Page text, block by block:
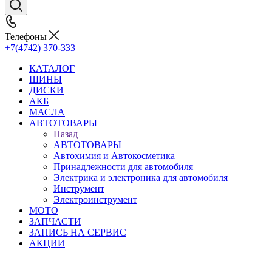
Телефоны
+7(4742) 370-333
КАТАЛОГ
ШИНЫ
ДИСКИ
АКБ
МАСЛА
АВТОТОВАРЫ
Назад
АВТОТОВАРЫ
Автохимия и Автокосметика
Принадлежности для автомобиля
Электрика и электроника для автомобиля
Инструмент
Электроинструмент
МОТО
ЗАПЧАСТИ
ЗАПИСЬ НА СЕРВИС
АКЦИИ